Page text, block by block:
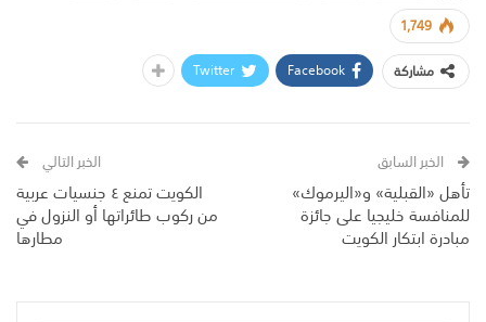
1,749
مشاركة
Facebook
Twitter
الخبر السابق
تأهل «القبلية» و«اليرموك»
للمنافسة خليجيا على جائزة
مبادرة ابتكار الكويت
الخبر التالي
الكويت تمنع ٤ جنسيات عربية
من ركوب طائراتها أو النزول في
مطارها